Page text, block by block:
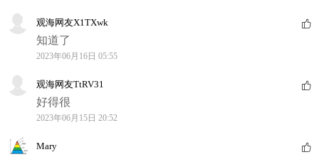
观海网友X1TXwk
知道了
2023年06月16日 05:55
观海网友TtRV31
好得很
2023年06月15日 20:52
Mary